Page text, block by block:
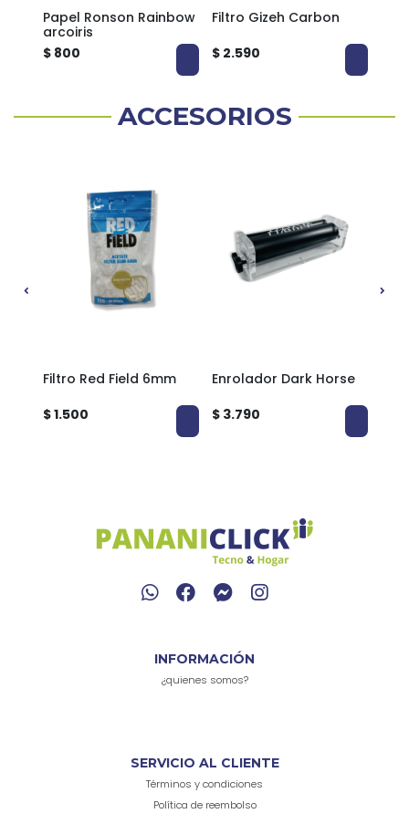
Papel Ronson Rainbow
arcoiris
$ 800
Filtro Gizeh Carbon
$ 2.590
ACCESORIOS
Filtro Red Field 6mm
$ 1.500
Enrolador Dark Horse
$ 3.790
INFORMACIÓN
¿quienes somos?
SERVICIO AL CLIENTE
Términos y condiciones
Política de reembolso